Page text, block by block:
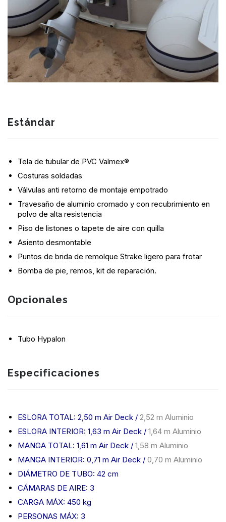
Estándar
Tela de tubular de PVC Valmex®
Costuras soldadas
Válvulas anti retorno de montaje empotrado
Travesaño de aluminio cromado y con recubrimiento en
polvo de alta resistencia
Piso de listones o tapete de aire con quilla
Asiento desmontable
Puntos de brida de remolque Strake ligero para frotar
Bomba de pie, remos, kit de reparación.
Opcionales
Tubo Hypalon
Especificaciones
ESLORA TOTAL: 2,50 m Air Deck / 2,52 m Aluminio
ESLORA INTERIOR: 1,63 m Air Deck / 1,64 m Aluminio
MANGA TOTAL: 1,61 m Air Deck / 1,58 m Aluminio
MANGA INTERIOR: 0,71 m Air Deck / 0,70 m Aluminio
DIÁMETRO DE TUBO: 42 cm
CÁMARAS DE AIRE: 3
CARGA MÁX: 450 kg
PERSONAS MÁX: 3